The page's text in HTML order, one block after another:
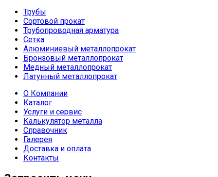
Трубы
Сортовой прокат
Трубопроводная арматура
Сетка
Алюминиевый металлопрокат
Бронзовый металлопрокат
Медный металлопрокат
Латунный металлопрокат
О Компании
Каталог
Услуги и сервис
Калькулятор металла
Справочник
Галерея
Доставка и оплата
Контакты